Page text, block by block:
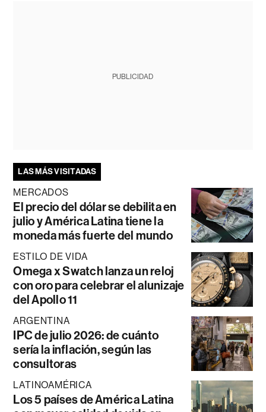
PUBLICIDAD
LAS MÁS VISITADAS
MERCADOS
El precio del dólar se debilita en
julio y América Latina tiene la
moneda más fuerte del mundo
ESTILO DE VIDA
Omega x Swatch lanza un reloj
con oro para celebrar el alunizaje
del Apollo 11
ARGENTINA
IPC de julio 2026: de cuánto
sería la inflación, según las
consultoras
LATINOAMÉRICA
Los 5 países de América Latina